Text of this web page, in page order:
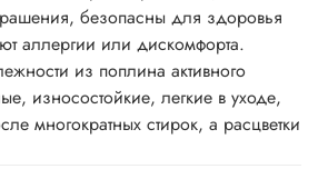
безопасны для здоровья
из поплина активного
износостойкие, легкие в уходе,
многократных стирок, а расцветки